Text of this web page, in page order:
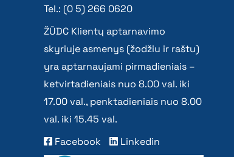
Tel.: (0 5) 266 0620
ŽŪDC Klientų aptarnavimo
skyriuje asmenys (žodžiu ir raštu)
yra aptarnaujami pirmadieniais –
ketvirtadieniais nuo 8.00 val. iki
17.00 val., penktadieniais nuo 8.00
val. iki 15.45 val.
Facebook
Linkedin